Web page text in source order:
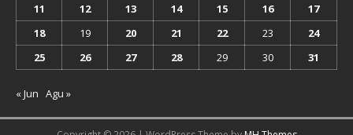
11
12 13 14 15 16
17
18
19 20 21 22 23
24
25
26 27 28 29 30 31
« Jun Agu »